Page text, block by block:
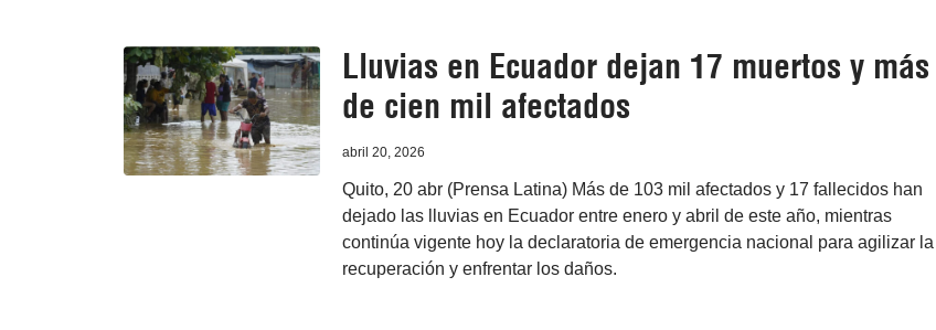
Lluvias en Ecuador dejan 17 muertos y más
de cien mil afectados
abril 20, 2026
Quito, 20 abr (Prensa Latina) Más de 103 mil afectados y 17 fallecidos han
dejado las lluvias en Ecuador entre enero y abril de este año, mientras
continúa vigente hoy la declaratoria de emergencia nacional para agilizar la
recuperación y enfrentar los daños.